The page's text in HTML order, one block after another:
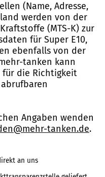
(Name, Adresse,
werden von der
(MTS-K) zur
für Super E10,
ebenfalls von der
tanken kann
für die Richtigkeit
Angaben wenden
tanken.de.
an uns